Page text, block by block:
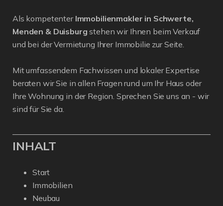
Als kompetenter Immobilienmakler in Schwerte,
Menden & Duisburg stehen wir Ihnen beim Verkauf
und bei der Vermietung Ihrer Immobilie zur Seite.
Mit umfassendem Fachwissen und lokaler Expertise
beraten wir Sie in allen Fragen rund um Ihr Haus oder
Ihre Wohnung in der Region. Sprechen Sie uns an - wir
sind für Sie da.
INHALT
Start
Immobilien
Neubau